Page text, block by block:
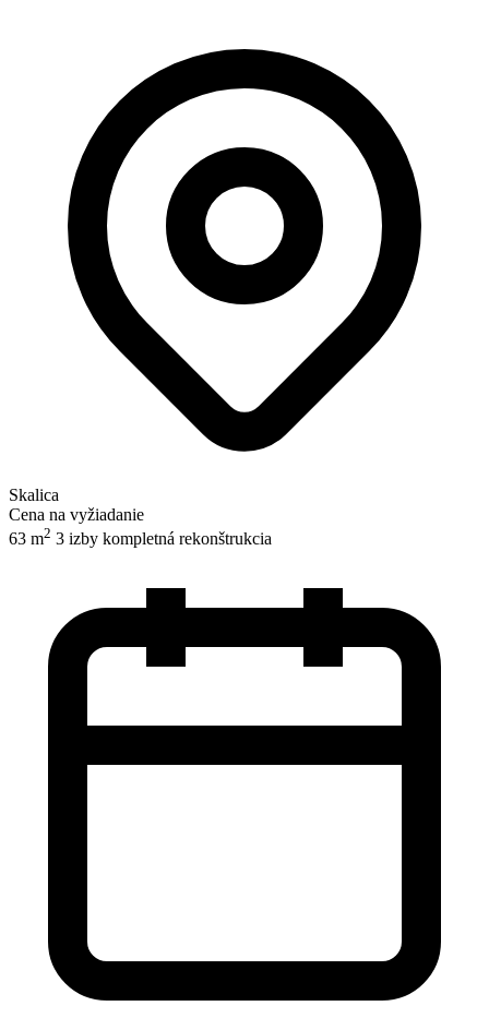
Skalica
Cena na vyžiadanie
63 m2 3 izby kompletná rekonštrukcia